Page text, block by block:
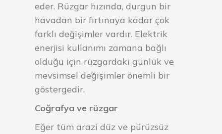
eder. Rüzgar hızında, durgun bir
havadan bir fırtınaya kadar çok
farklı değişimler vardır. Elektrik
enerjisi kullanımı zamana bağlı
olduğu için rüzgardaki günlük ve
mevsimsel değişimler önemli bir
göstergedir.
Coğrafya ve rüzgar
Eğer tüm arazi düz ve pürüzsüz